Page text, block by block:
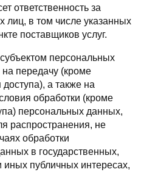
ответственность за
лиц, в том числе указанных
поставщиков услуг.
персональных
передачу (кроме
а также на
обработки (кроме
персональных данных,
распространения, не
обработки
в государственных,
публичных интересах,